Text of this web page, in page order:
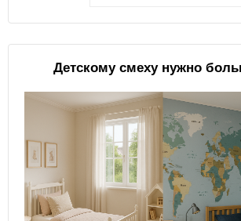
Детскому смеху нужно